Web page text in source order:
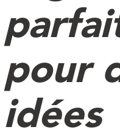
pour
idées